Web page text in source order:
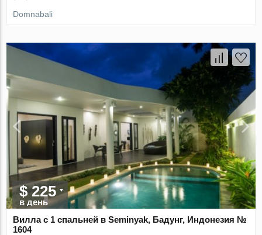
Domnabali
$ 225
в день
Вилла с 1 спальней в Seminyak, Бадунг, Индонезия №
1604